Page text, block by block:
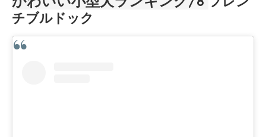
チブルドック